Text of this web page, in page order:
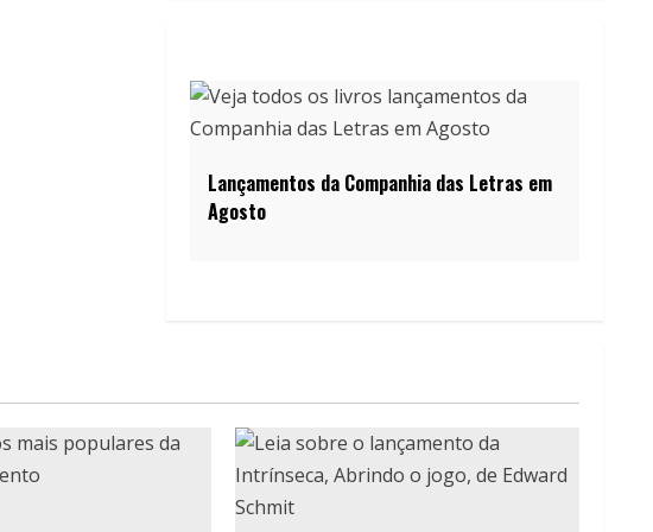
Lançamentos da Companhia das Letras em
Agosto